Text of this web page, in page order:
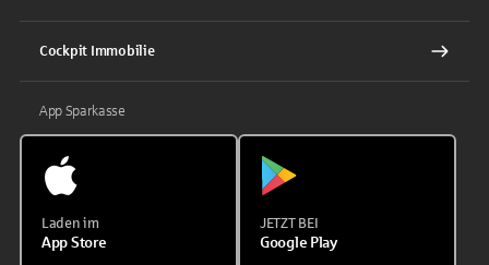
Cockpit Immobilie
App Sparkasse
Laden im
App Store
JETZT BEI
Google Play